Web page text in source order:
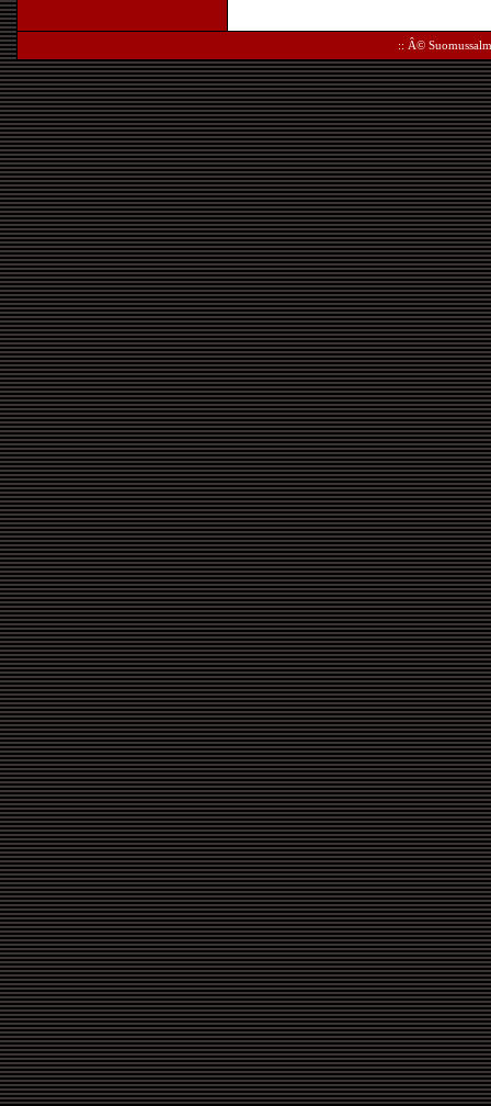
:: Â©